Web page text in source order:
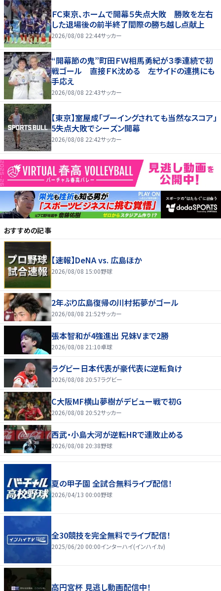
ＦＣ東京、ホームで開幕５失点大敗 勝敗を左右
した退場後の前半終了間際の勝ち越し点献上
2026/08/08 22:44サッカー
“開幕節の鬼”町田ＦＷ相馬勇紀が３季連続で初
戦ゴール 直接ＦＫ沈める 左サイドの連携にも
手応え
2026/08/08 22:43サッカー
【東京】室屋成「ブーイングされても当然なスコア」
5失点大敗でシーズン開幕
2026/08/08 22:42サッカー
おすすめの記事
【速報】DeNA vs. 広島ほか
2026/08/08 15:00野球
2年ぶり広島復帰の川村拓夢がゴール
2026/08/08 21:52サッカー
張本智和が4強進出 兄妹Vまで2勝
2026/08/08 21:10卓球
ラグビー日本代表が豪代表に逆転負け
2026/08/08 20:57ラグビー
C大阪MF横山夢樹がデビュー戦で初G
2026/08/08 20:52サッカー
西武・小島大河が逆転HRで連敗止める
2026/08/08 20:38野球
夏の甲子園 全試合無料ライブ配信！
2026/04/13 00:00野球
全30競技を完全無料でライブ配信！
2025/06/20 00:00インターハイ(インハイ.tv)
高円宮杯 見逃し動画配信中！